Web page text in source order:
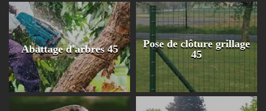
Abattage d'arbres 45
Pose de clôture grillage
45